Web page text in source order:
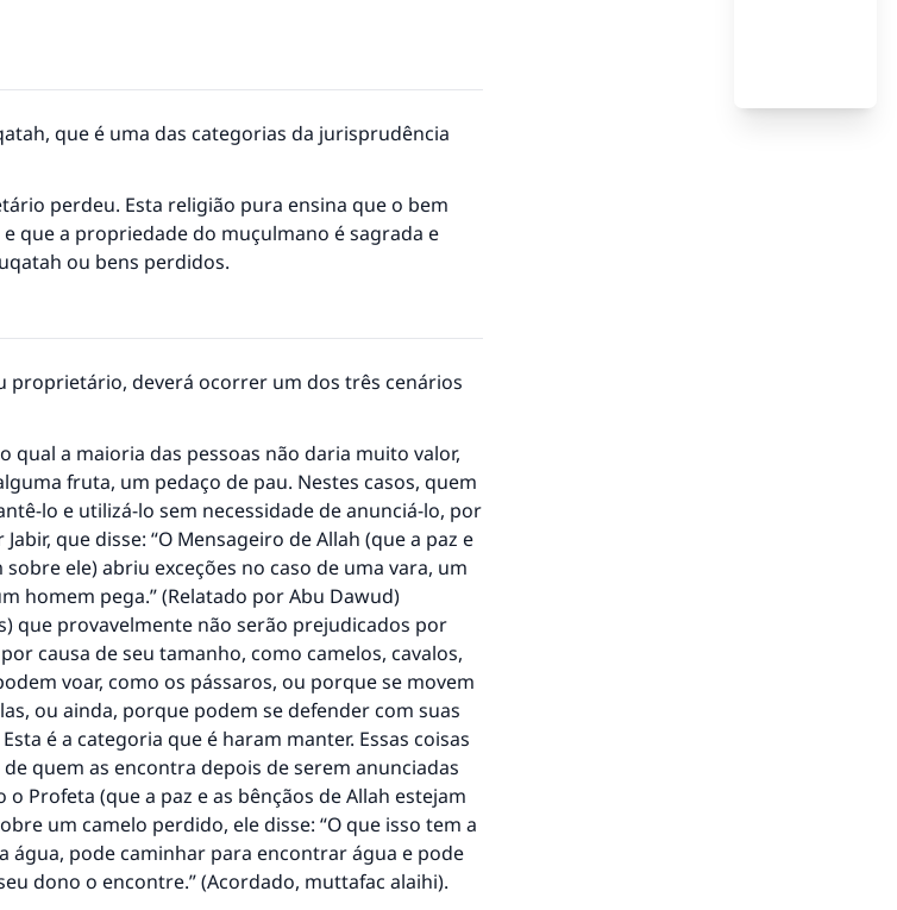
que é uma das categorias da jurisprudência
perdeu. Esta religião pura ensina que o bem
que a propriedade do muçulmano é sagrada e
ou bens perdidos.
proprietário, deverá ocorrer um dos três cenários
qual a maioria das pessoas não daria muito valor,
fruta, um pedaço de pau. Nestes casos, quem
lo e utilizá-lo sem necessidade de anunciá-lo, por
que disse: “O Mensageiro de Allah (que a paz e
ele) abriu exceções no caso de uma vara, um
homem pega.” (Relatado por Abu Dawud)
que provavelmente não serão prejudicados por
causa de seu tamanho, como camelos, cavalos,
voar, como os pássaros, ou porque se movem
ou ainda, porque podem se defender com suas
é a categoria que é haram manter. Essas coisas
quem as encontra depois de serem anunciadas
Profeta (que a paz e as bênçãos de Allah estejam
um camelo perdido, ele disse: “O que isso tem a
água, pode caminhar para encontrar água e pode
dono o encontre.” (Acordado, muttafac alaihi).